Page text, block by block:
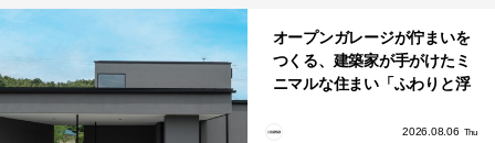
オープンガレージが佇まいを
つくる、建築家が手がけたミ
ニマルな住まい「ふわりと浮
2026.08.06 Thu